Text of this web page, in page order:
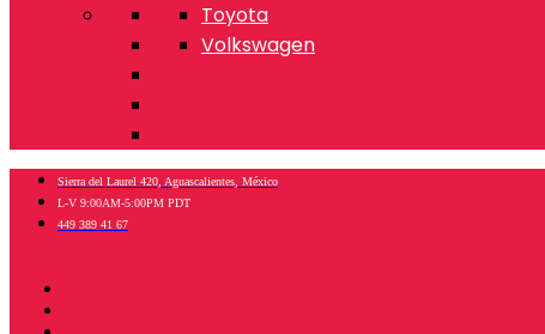
Toyota
Volkswagen
Sierra del Laurel 420, Aguascalientes, México
L-V 9:00AM-5:00PM PDT
449 389 41 67